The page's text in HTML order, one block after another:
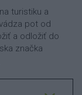
turistiku a
pot od
a odložiť do
značka